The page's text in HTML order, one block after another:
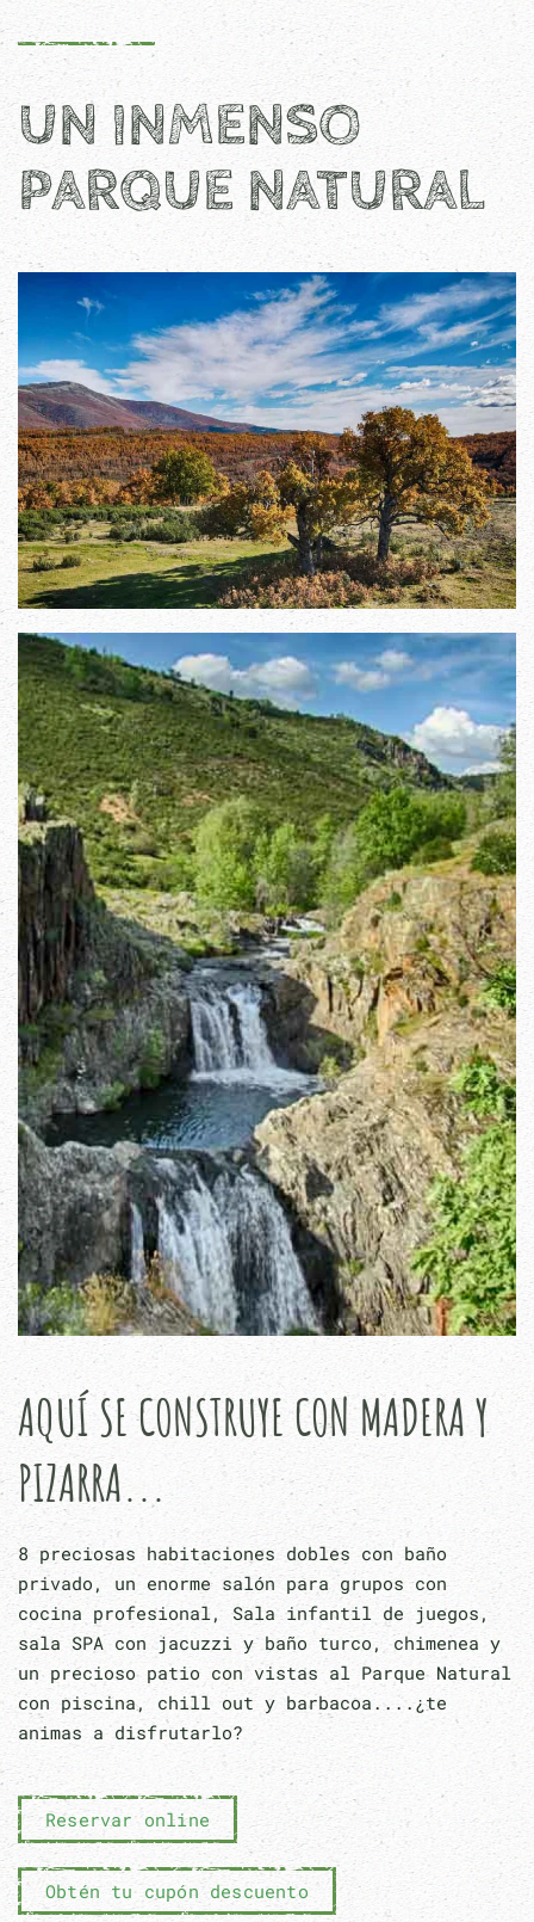
UN INMENSO
PARQUE NATURAL
AQUÍ SE CONSTRUYE CON MADERA Y
PIZARRA...
8 preciosas habitaciones dobles con baño
privado, un enorme salón para grupos con
cocina profesional, Sala infantil de juegos,
sala SPA con jacuzzi y baño turco, chimenea y
un precioso patio con vistas al Parque Natural
con piscina, chill out y barbacoa....¿te
animas a disfrutarlo?
Reservar online
Obtén tu cupón descuento